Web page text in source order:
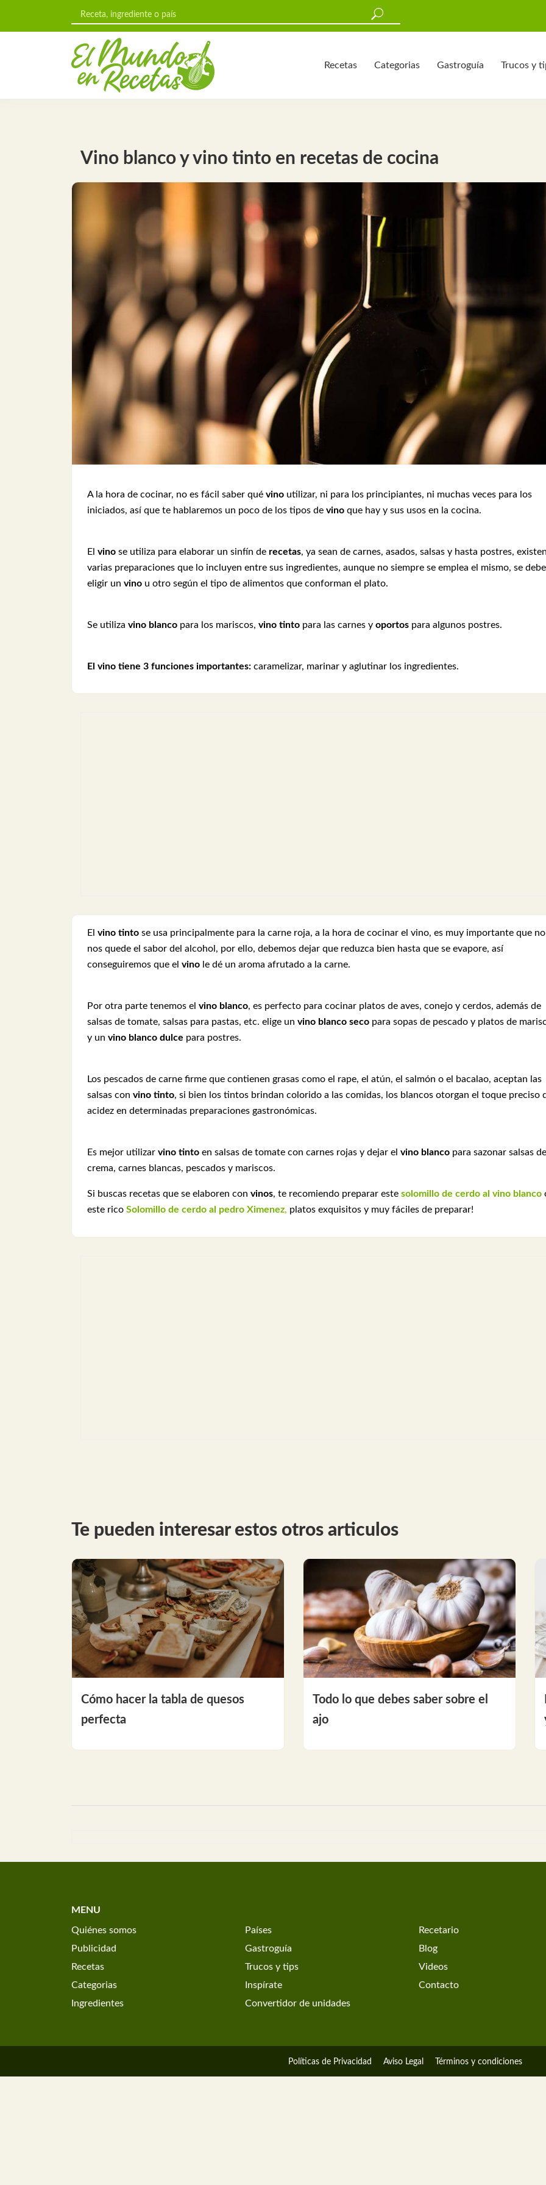
Recetas Categorias Gastroguía Trucos y
Vino blanco y vino tinto en recetas de cocina
A la hora de cocinar, no es fácil saber qué vino utilizar, ni para los principiantes, ni muchas veces para los
iniciados, así que te hablaremos un poco de los tipos de vino que hay y sus usos en la cocina.
El vino se utiliza para elaborar un sinfín de recetas, ya sean de carnes, asados, salsas y hasta postres,
varias preparaciones que lo incluyen entre sus ingredientes, aunque no siempre se emplea el mismo, se debe
eligir un vino u otro según el tipo de alimentos que conforman el plato.
Se utiliza vino blanco para los mariscos, vino tinto para las carnes y oportos para algunos postres.
El vino tiene 3 funciones importantes: caramelizar, marinar y aglutinar los ingredientes.
El vino tinto se usa principalmente para la carne roja, a la hora de cocinar el vino, es muy importante que no
nos quede el sabor del alcohol, por ello, debemos dejar que reduzca bien hasta que se evapore, así
conseguiremos que el vino le dé un aroma afrutado a la carne.
Por otra parte tenemos el vino blanco, es perfecto para cocinar platos de aves, conejo y cerdos, además de
salsas de tomate, salsas para pastas, etc. elige un vino blanco seco para sopas de pescado y platos de
y un vino blanco dulce para postres.
Los pescados de carne firme que contienen grasas como el rape, el atún, el salmón o el bacalao, aceptan las
salsas con vino tinto, si bien los tintos brindan colorido a las comidas, los blancos otorgan el toque preciso
acidez en determinadas preparaciones gastronómicas.
Es mejor utilizar vino tinto en salsas de tomate con carnes rojas y dejar el vino blanco para sazonar salsas de
crema, carnes blancas, pescados y mariscos.
Si buscas recetas que se elaboren con vinos, te recomiendo preparar este solomillo de cerdo al vino blanco
este rico Solomillo de cerdo al pedro Ximenez, platos exquisitos y muy fáciles de preparar!
Te pueden interesar estos otros articulos
Cómo hacer la tabla de quesos
perfecta
Todo lo que debes saber sobre el
ajo
MENU
Quiénes somos
Publicidad
Recetas
Categorias
Ingredientes
Países
Gastroguía
Trucos y tips
Inspírate
Convertidor de unidades
Recetario
Blog
Videos
Contacto
Políticas de Privacidad Aviso Legal Términos y condiciones